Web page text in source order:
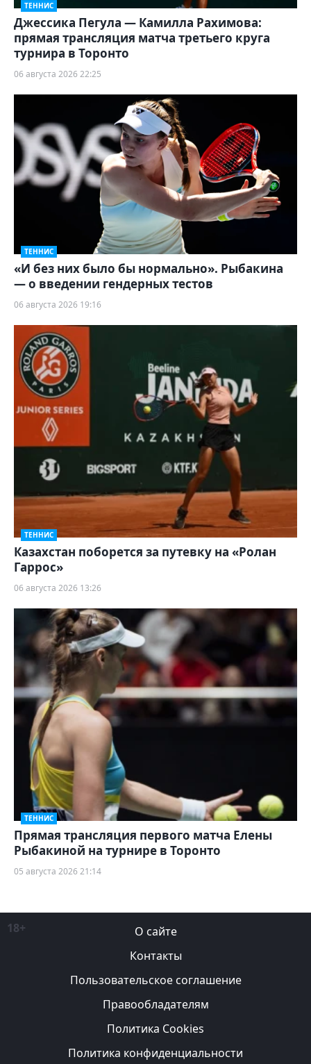
ТЕННИС
Джессика Пегула — Камилла Рахимова:
прямая трансляция матча третьего круга
турнира в Торонто
06 августа 2026 22:25
ТЕННИС
«И без них было бы нормально». Рыбакина
— о введении гендерных тестов
06 августа 2026 19:16
ТЕННИС
Казахстан поборется за путевку на «Ролан
Гаррос»
06 августа 2026 13:26
ТЕННИС
Прямая трансляция первого матча Елены
Рыбакиной на турнире в Торонто
05 августа 2026 21:14
18+
О сайте
Контакты
Пользовательское соглашение
Правообладателям
Политика Cookies
Политика конфиденциальности